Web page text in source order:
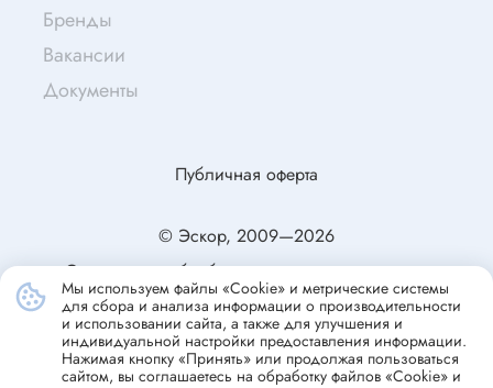
Бренды
Вакансии
Документы
© Эскор, 2009—2026
Согласие на обработку персональных данных
Политика конфиденциальности
Публичная оферта
Мы используем файлы «Cookie» и метрические системы
для сбора и анализа информации о производительности
и использовании сайта, а также для улучшения и
индивидуальной настройки предоставления информации.
Нажимая кнопку «Принять» или продолжая пользоваться
сайтом, вы соглашаетесь на обработку файлов «Cookie» и